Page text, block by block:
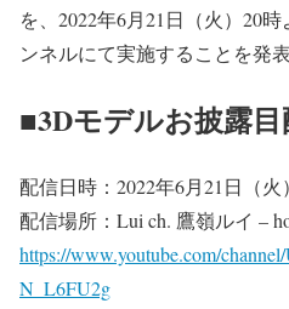
を、2022年6月21日（火）20
ンネルにて実施することを発表
■3Dモデルお披露
配信日時：2022年6月21日（火
配信場所：Lui ch. 鷹嶺ルイ –
https://www.youtube.com/
N_L6FU2g